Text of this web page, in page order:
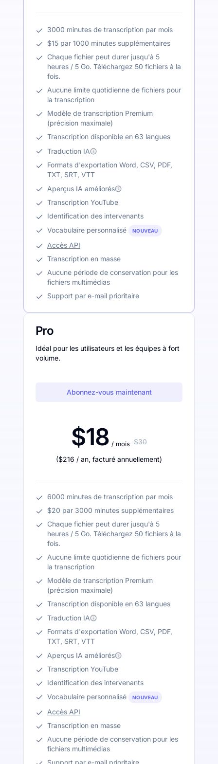
3000 minutes de transcription par mois
$15 par 1000 minutes supplémentaires
Chaque fichier peut durer jusqu'à 5
heures / 5 Go. Téléchargez 50 fichiers à la
fois.
Aucune limite quotidienne de fichiers pour
la transcription
Modèle de transcription Premium
(précision maximale)
Transcription disponible en 63 langues
Traduction IA
Formats d'exportation Word, CSV, PDF,
TXT, SRT, VTT
Aperçus IA améliorés
Transcription YouTube
Identification des intervenants
Vocabulaire personnalisé
NOUVEAU
Accès API
Transcription en masse
Aucune période de conservation pour les
fichiers multimédias
Support par e-mail prioritaire
Pro
Idéal pour les utilisateurs et les équipes à fort
volume.
Abonnez-vous maintenant
$18 / mois $30
($216 / an, facturé annuellement)
6000 minutes de transcription par mois
$20 par 3000 minutes supplémentaires
Chaque fichier peut durer jusqu'à 5
heures / 5 Go. Téléchargez 50 fichiers à la
fois.
Aucune limite quotidienne de fichiers pour
la transcription
Modèle de transcription Premium
(précision maximale)
Transcription disponible en 63 langues
Traduction IA
Formats d'exportation Word, CSV, PDF,
TXT, SRT, VTT
Aperçus IA améliorés
Transcription YouTube
Identification des intervenants
Vocabulaire personnalisé
NOUVEAU
Accès API
Transcription en masse
Aucune période de conservation pour les
fichiers multimédias
Support par e-mail prioritaire